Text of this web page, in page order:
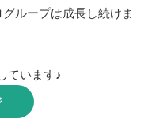
ループは成長し続けま
ています♪